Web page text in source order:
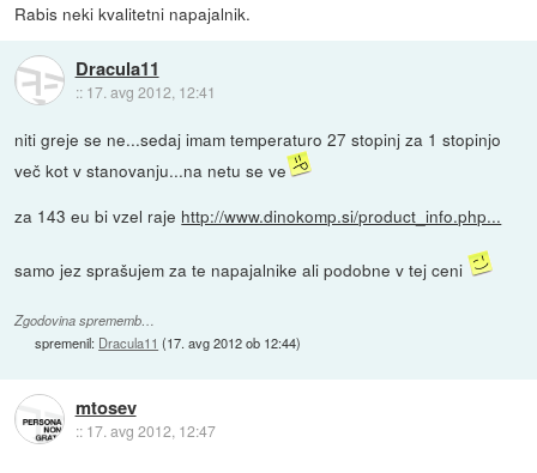
Rabis neki kvalitetni napajalnik.
Dracula11
:: 17. avg 2012, 12:41
niti greje se ne...sedaj imam temperaturo 27 stopinj za 1 stopinjo
več kot v stanovanju...na netu se ve
za 143 eu bi vzel raje http://www.dinokomp.si/product_info.php...
samo jez sprašujem za te napajalnike ali podobne v tej ceni
Zgodovina sprememb…
spremenil: Dracula11 (17. avg 2012 ob 12:44)
mtosev
:: 17. avg 2012, 12:47